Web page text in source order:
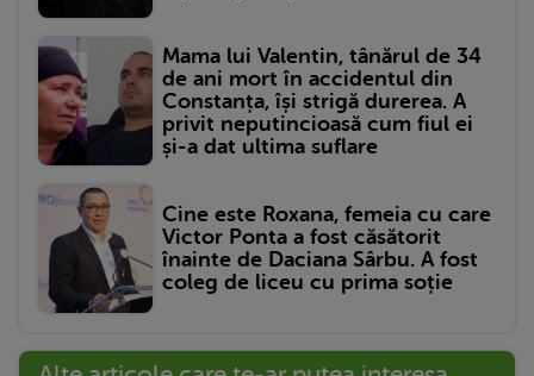
Mama lui Valentin, tânărul de 34
de ani mort în accidentul din
Constanța, își strigă durerea. A
privit neputincioasă cum fiul ei
și-a dat ultima suflare
Cine este Roxana, femeia cu care
Victor Ponta a fost căsătorit
înainte de Daciana Sârbu. A fost
coleg de liceu cu prima soție